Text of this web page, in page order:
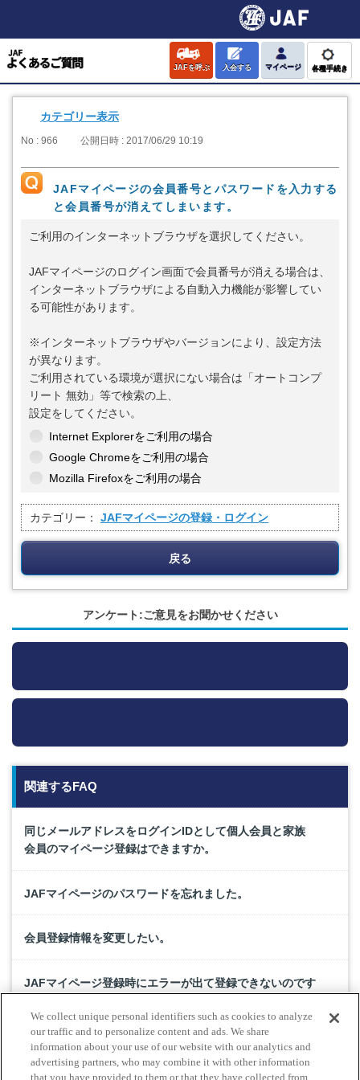
JAFを呼ぶ 入会する マイページ 各種手続き
カテゴリー表示
No : 966 公開日時 : 2017/06/29 10:19
JAFマイページの会員番号とパスワードを入力する
と会員番号が消えてしまいます。
ご利用のインターネットブラウザを選択してください。
JAFマイページのログイン画面で会員番号が消える場合は、
インターネットブラウザによる自動入力機能が影響してい
る可能性があります。
※インターネットブラウザやバージョンにより、設定方法
が異なります。
ご利用されている環境が選択にない場合は「オートコンプ
リート 無効」等で検索の上、
設定をしてください。
Internet Explorerをご利用の場合
Google Chromeをご利用の場合
Mozilla Firefoxをご利用の場合
カテゴリー： JAFマイページの登録・ログイン
戻る
アンケート:ご意見をお聞かせください
関連するFAQ
同じメールアドレスをログインIDとして個人会員と家族
会員のマイページ登録はできますか。
JAFマイページのパスワードを忘れました。
会員登録情報を変更したい。
JAFマイページ登録時にエラーが出て登録できないのです
会員登録の有無、または会員番号を教えてほしいのです
が。
We collect unique personal identifiers such as cookies to analyze
our traffic and to personalize content and ads. We share
information about your use of our website with our analytics and
advertising partners, who may combine it with other information
that you have provided to them or that they have collected from